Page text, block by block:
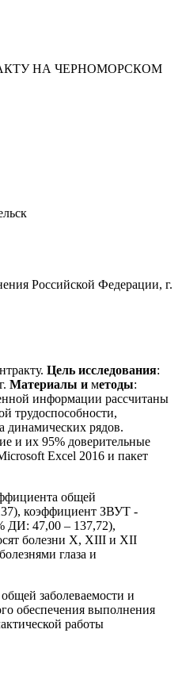
НА ЧЕРНОМОРСКОМ
Российской Федерации, г.
Цель исследования:
Материалы и методы:
информации рассчитаны
трудоспособности,
динамических рядов.
и их 95% доверительные
Excel 2016 и пакет
общей
коэффициент ЗВУТ -
ДИ: 47,00 – 137,72),
болезни X, XIII и XII
глаза и
заболеваемости и
обеспечения выполнения
работы